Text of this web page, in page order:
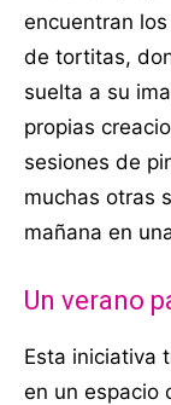
encuentran
de tortitas,
suelta a su
propias
sesiones de
muchas otras
mañana en
Un verano
Esta iniciativa
en un espacio